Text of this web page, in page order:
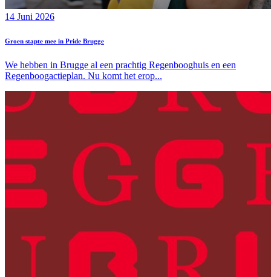
14 Juni 2026
Groen stapte mee in Pride Brugge
We hebben in Brugge al een prachtig Regenbooghuis en een
Regenboogactieplan. Nu komt het erop...